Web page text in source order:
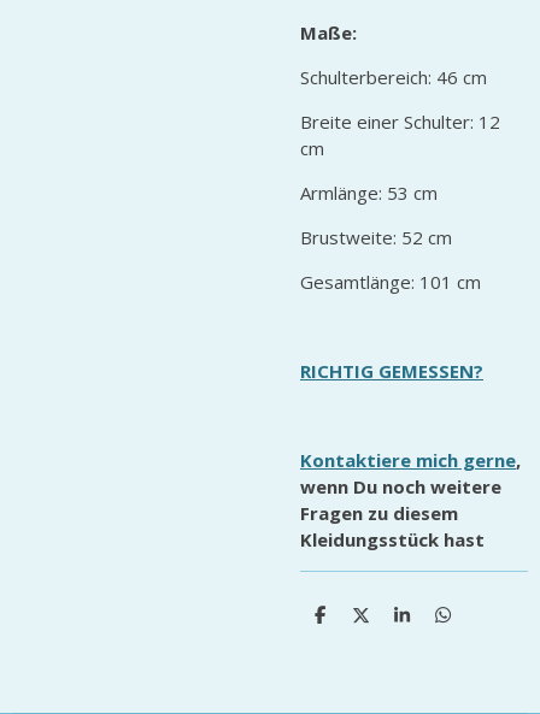
Maße:
Schulterbereich: 46 cm
Breite einer Schulter: 12
cm
Armlänge: 53 cm
Brustweite: 52 cm
Gesamtlänge: 101 cm
RICHTIG GEMESSEN?
Kontaktiere mich gerne,
wenn Du noch weitere
Fragen zu diesem
Kleidungsstück hast
T
T
T
T